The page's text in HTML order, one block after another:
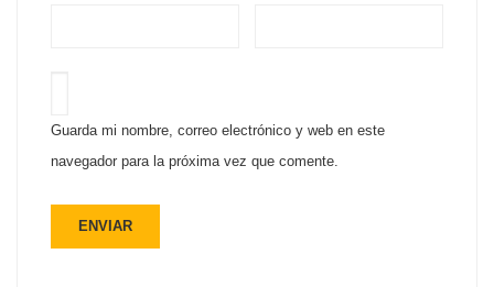
Guarda mi nombre, correo electrónico y web en este
navegador para la próxima vez que comente.